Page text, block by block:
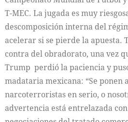
T-MEC. La jugada es muy
descomposición interna del
acelerar si se pierde la apuesta.
contra del obradorato, una vez
Trump perdió la paciencia y
madataria mexicana: “Se ponen
narcoterroristas en serio, o
advertencia está entrelazada